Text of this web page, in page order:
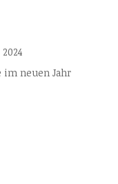
im neuen Jahr